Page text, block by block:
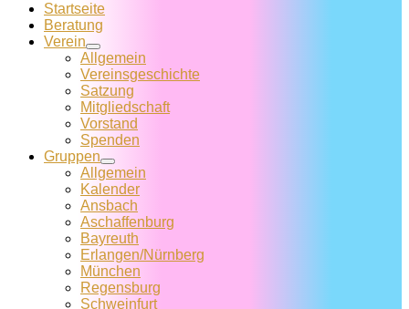
Startseite
Beratung
Verein
Allgemein
Vereins­geschichte
Satzung
Mitglied­schaft
Vorstand
Spenden
Gruppen
Allgemein
Kalender
Ansbach
Aschaffenburg
Bayreuth
Erlangen/Nürnberg
München
Regensburg
Schweinfurt